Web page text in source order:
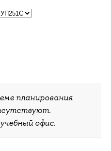
планирования
офис.